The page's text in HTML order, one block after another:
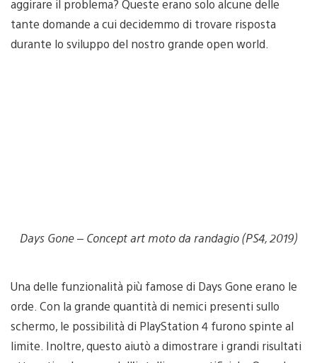
aggirare il problema? Queste erano solo alcune delle
tante domande a cui decidemmo di trovare risposta
durante lo sviluppo del nostro grande open world.
Days Gone – Concept art moto da randagio (PS4, 2019)
Una delle funzionalità più famose di Days Gone erano le
orde. Con la grande quantità di nemici presenti sullo
schermo, le possibilità di PlayStation 4 furono spinte al
limite. Inoltre, questo aiutò a dimostrare i grandi risultati